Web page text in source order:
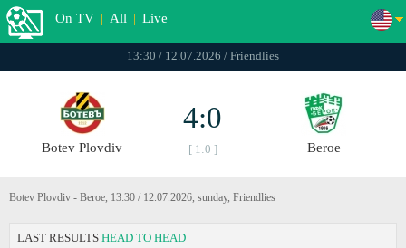
On TV | All | Live
13:30 / 12.07.2026 / Friendlies
Botev Plovdiv
4:0
[ 1:0 ] Beroe
Botev Plovdiv - Beroe, 13:30 / 12.07.2026, sunday, Friendlies
LAST RESULTS HEAD TO HEAD